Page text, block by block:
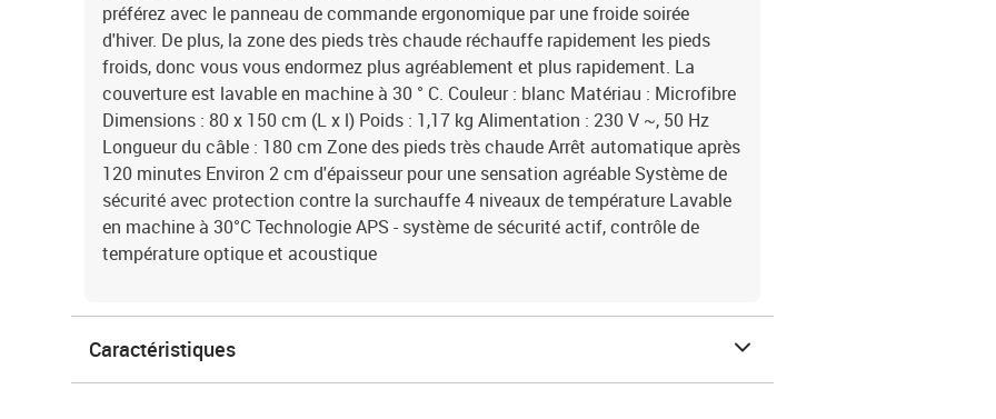
préférez avec le panneau de commande ergonomique par une froide soirée
d'hiver. De plus, la zone des pieds très chaude réchauffe rapidement les pieds
froids, donc vous vous endormez plus agréablement et plus rapidement. La
couverture est lavable en machine à 30 ° C. Couleur : blanc Matériau : Microfibre
Dimensions : 80 x 150 cm (L x l) Poids : 1,17 kg Alimentation : 230 V ~, 50 Hz
Longueur du câble : 180 cm Zone des pieds très chaude Arrêt automatique après
120 minutes Environ 2 cm d'épaisseur pour une sensation agréable Système de
sécurité avec protection contre la surchauffe 4 niveaux de température Lavable
en machine à 30°C Technologie APS - système de sécurité actif, contrôle de
température optique et acoustique
Caractéristiques